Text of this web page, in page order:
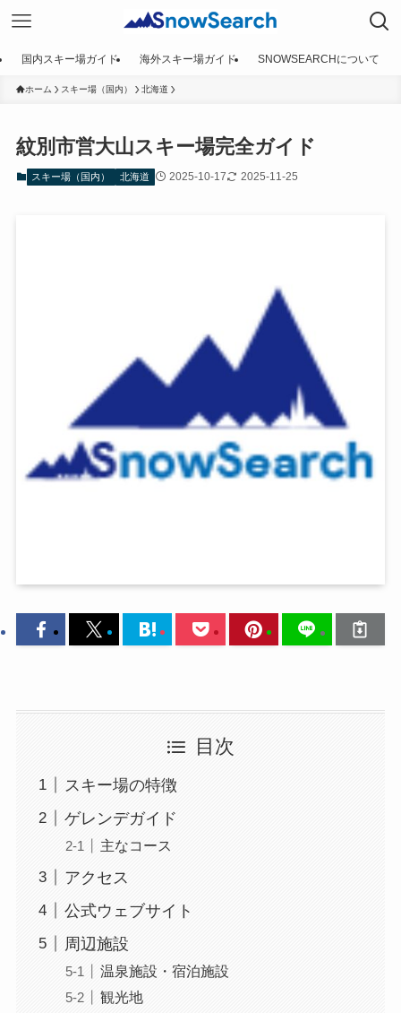
国内スキー場ガイド 海外スキー場ガイド SNOWSEARCHについて
ホーム スキー場（国内） 北海道
紋別市営大山スキー場完全ガイド
スキー場（国内） 北海道 2025-10-17 2025-11-25
目次
スキー場の特徴
ゲレンデガイド
主なコース
アクセス
公式ウェブサイト
周辺施設
温泉施設・宿泊施設
観光地